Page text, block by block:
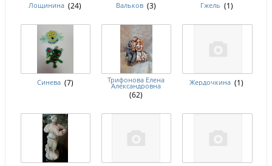
Лощинина (24) Вальков (3) Гжель (1)
Синева (7) Трифонова Елена
Александровна
(62)
Жердочкина (1)